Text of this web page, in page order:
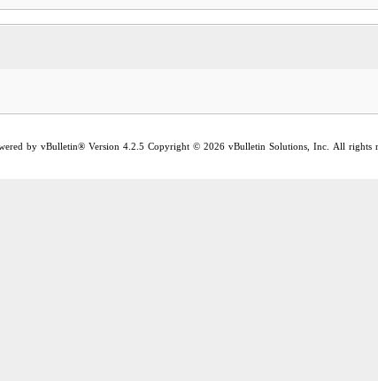
by vBulletin® Version 4.2.5 Copyright © 2026 vBulletin Solutions, Inc. All rights